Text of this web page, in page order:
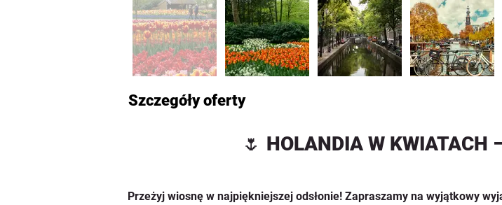
Szczegóły oferty
🌷 HOLANDIA W KWIATACH
Przeżyj wiosnę w najpiękniejszej odsłonie! Zapraszamy na wyjątkowy